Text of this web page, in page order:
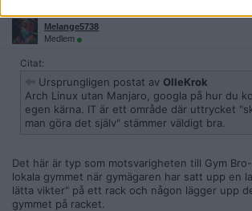
Melange5738
Medlem
Citat:
Ursprungligen postat av OlleKrok
Arch Linux utan Manjaro, googla på hur du
egen kärna. IT är ett område där uttrycket
man göra det själv" stämmer väldigt bra.
Det här är typ som motsvarigheten till Gym
lokala gymmet när gymägaren har satt upp en
lätta vikter" på ett rack och någon lägger upp
gymmet på racket.